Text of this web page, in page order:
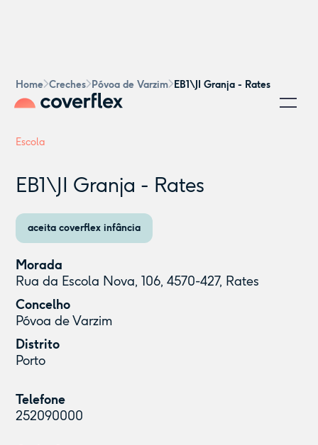
Home Creches Póvoa de Varzim EB1\JI Granja - Rates
Escola
EB1\JI Granja - Rates
aceita coverflex infância
Morada
Rua da Escola Nova, 106, 4570-427, Rates
Concelho
Póvoa de Varzim
Distrito
Porto
Telefone
252090000